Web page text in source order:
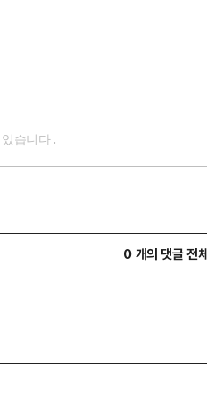
0 개의 댓글 전